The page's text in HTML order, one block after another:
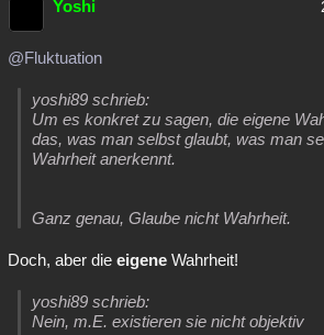
Yoshi
@Fluktuation
yoshi89 schrieb:
Um es konkret zu sagen, die eigene
das, was man selbst glaubt, was man
Wahrheit anerkennt.
Ganz genau, Glaube nicht Wahrheit.
Doch, aber die eigene Wahrheit!
yoshi89 schrieb:
Nein, m.E. existieren sie nicht objektiv